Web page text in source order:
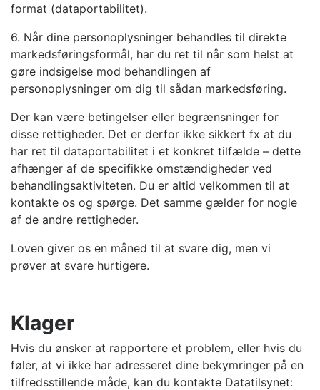
format (dataportabilitet).
6. Når dine personoplysninger behandles til direkte
markedsføringsformål, har du ret til når som helst at
gøre indsigelse mod behandlingen af
personoplysninger om dig til sådan markedsføring.
Der kan være betingelser eller begrænsninger for
disse rettigheder. Det er derfor ikke sikkert fx at du
har ret til dataportabilitet i et konkret tilfælde – dette
afhænger af de specifikke omstændigheder ved
behandlingsaktiviteten. Du er altid velkommen til at
kontakte os og spørge. Det samme gælder for nogle
af de andre rettigheder.
Loven giver os en måned til at svare dig, men vi
prøver at svare hurtigere.
Klager
Hvis du ønsker at rapportere et problem, eller hvis du
føler, at vi ikke har adresseret dine bekymringer på en
tilfredsstillende måde, kan du kontakte Datatilsynet: